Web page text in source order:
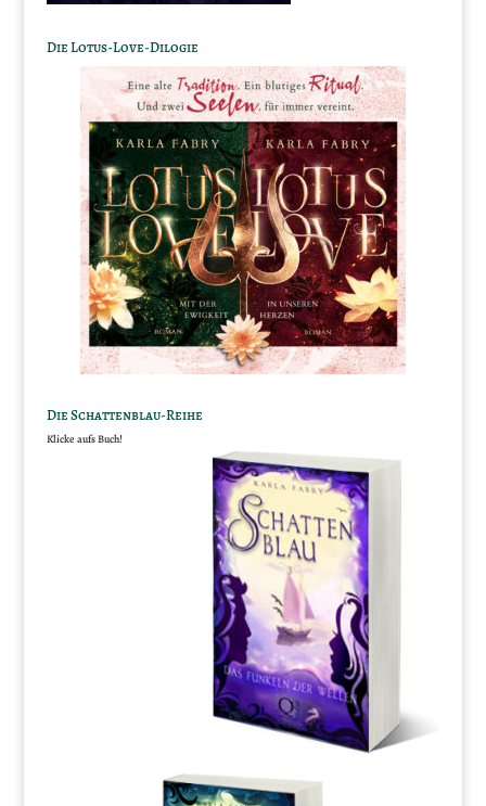
Die Lotus-Love-Dilogie
Die Schattenblau-Reihe
Klicke aufs Buch!